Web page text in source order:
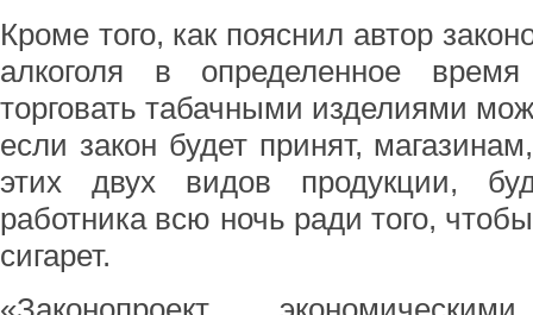
Кроме того, как пояснил автор
алкоголя в определенное
торговать табачными изделиями
если закон будет принят,
этих двух видов продукции,
работника всю ночь ради того,
сигарет.